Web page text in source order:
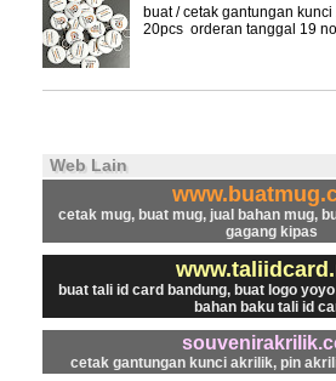
buat / cetak gantungan
20pcs orderan tanggal 19
Web Lain
cetak mug, buat mug, jual bahan mug,
gagang kipas
buat tali id card bandung, buat logo
bahan baku tali id
cetak gantungan kunci akrilik, pin